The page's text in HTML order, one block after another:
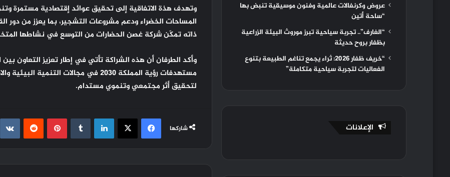
وتهدف هذة الاتفاقية إلى تحقيق عوائد إقتصادية مستمرة
المساحات الخضراء ودعم مشروعات التشجير، بما يعزز من
ذاته تمكّن شركة غصن الحضارات من التوسع في نشاطها
وأكد الطرفان أن هذه الشراكة تأتي في إطار تعزيز التعاون
مستهدفات رؤية المملكة 2030 في مجالات
لتحقيق أثر مجتمعي وتنموي مستدام.
شاركها
فيسبوك X لينكدإن ‏Tumblr بينتيريست ‏Reddit
‏VKontakte
عروض وكرنفالات عالمية وفنون موسيقية تنبض بها
“ساحة أتين
“الغارف”.. تجربة سياحية تبرز موروث البيئة الزراعية
بظفار بروح حديثة
“خريف ظفار 2026: ثراء يجمع تناغم الطبيعة بتنوع
الفعاليات لتجربة سياحية متكاملة”
الإعلانات